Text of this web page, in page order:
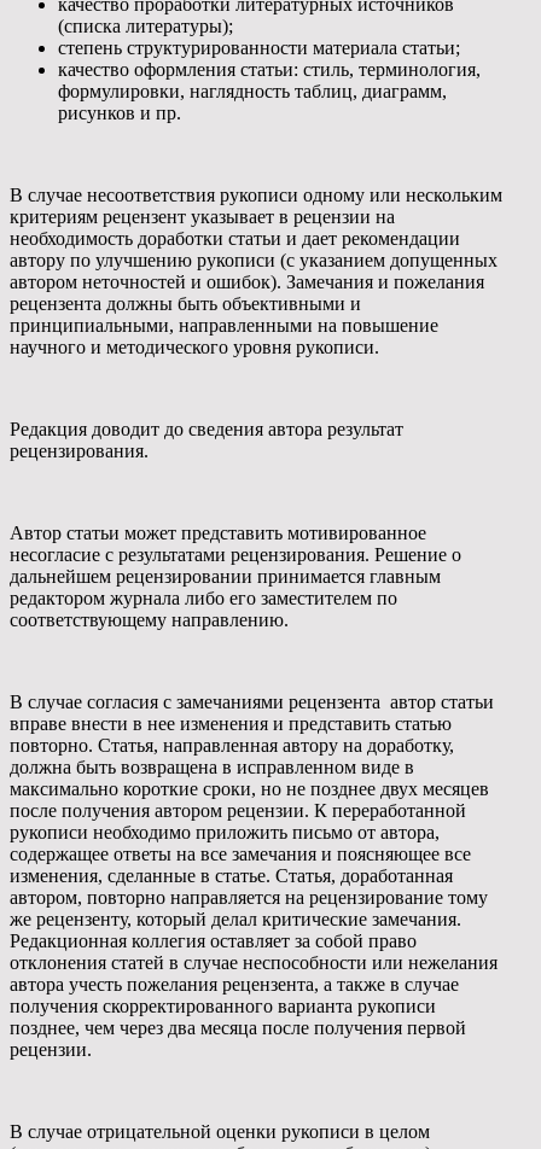
качество проработки литературных источников
(списка литературы);
степень структурированности материала статьи;
качество оформления статьи: стиль, терминология,
формулировки, наглядность таблиц, диаграмм,
рисунков и пр.
В случае несоответствия рукописи одному или нескольким
критериям рецензент указывает в рецензии на
необходимость доработки статьи и дает рекомендации
автору по улучшению рукописи (с указанием допущенных
автором неточностей и ошибок). Замечания и пожелания
рецензента должны быть объективными и
принципиальными, направленными на повышение
научного и методического уровня рукописи.
Редакция доводит до сведения автора результат
рецензирования.
Автор статьи может представить мотивированное
несогласие с результатами рецензирования. Решение о
дальнейшем рецензировании принимается главным
редактором журнала либо его заместителем по
соответствующему направлению.
В случае согласия с замечаниями рецензента автор статьи
вправе внести в нее изменения и представить статью
повторно. Статья, направленная автору на доработку,
должна быть возвращена в исправленном виде в
максимально короткие сроки, но не позднее двух месяцев
после получения автором рецензии. К переработанной
рукописи необходимо приложить письмо от автора,
содержащее ответы на все замечания и поясняющее все
изменения, сделанные в статье. Статья, доработанная
автором, повторно направляется на рецензирование тому
же рецензенту, который делал критические замечания.
Редакционная коллегия оставляет за собой право
отклонения статей в случае неспособности или нежелания
автора учесть пожелания рецензента, а также в случае
получения скорректированного варианта рукописи
позднее, чем через два месяца после получения первой
рецензии.
В случае отрицательной оценки рукописи в целом